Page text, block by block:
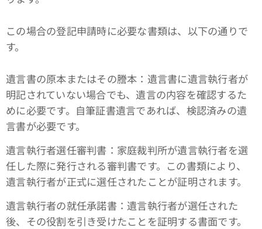
この場合の登記申請時に必要な書類は、以下の通りで
す。
遺言書の原本またはその謄本：遺言書に遺言執行者が
明記されていない場合でも、遺言の内容を確認するた
めに必要です。自筆証書遺言であれば、検認済みの遺
言書が必要です。
遺言執行者選任審判書：家庭裁判所が遺言執行者を選
任した際に発行される審判書です。この書類により、
遺言執行者が正式に選任されたことが証明されます。
遺言執行者の就任承諾書：遺言執行者が選任された
後、その役割を引き受けたことを証明する書面です。